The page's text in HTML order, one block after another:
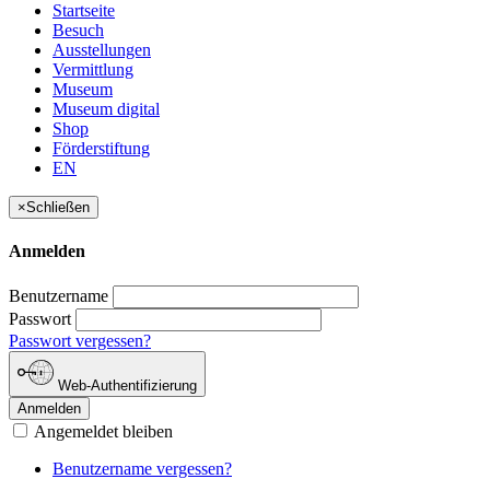
Startseite
Besuch
Ausstellungen
Vermittlung
Museum
Museum digital
Shop
Förderstiftung
EN
×Schließen
Anmelden
Benutzername
Passwort
Passwort vergessen?
Web-Authentifizierung
Anmelden
Angemeldet bleiben
Benutzername vergessen?